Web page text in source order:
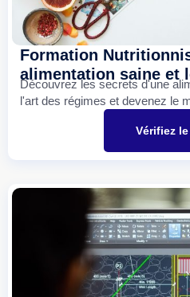
Formation
alimentation saine et
Découvrez les secrets d'une
l'art des régimes et devenez le
Vérifiez